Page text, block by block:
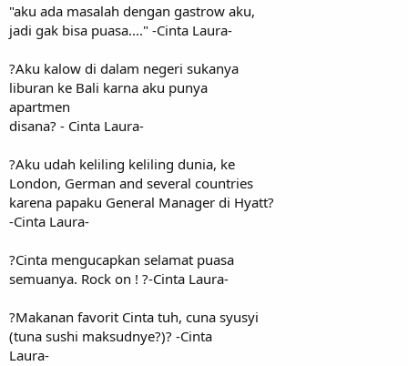
"aku ada masalah dengan gastrow aku,
jadi gak bisa puasa...." -Cinta Laura-
?Aku kalow di dalam negeri sukanya
liburan ke Bali karna aku punya
apartmen
disana? - Cinta Laura-
?Aku udah keliling keliling dunia, ke
London, German and several countries
karena papaku General Manager di Hyatt?
-Cinta Laura-
?Cinta mengucapkan selamat puasa
semuanya. Rock on ! ?-Cinta Laura-
?Makanan favorit Cinta tuh, cuna syusyi
(tuna sushi maksudnye?)? -Cinta
Laura-